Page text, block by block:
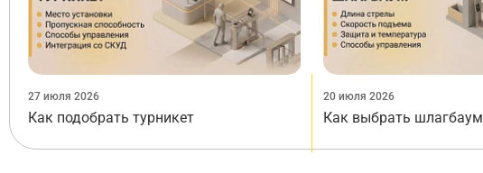
27 июля 2026
Как подобрать турникет
20 июля 2026
Как выбрать шлагбаум